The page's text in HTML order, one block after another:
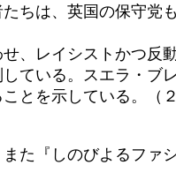
ちは、英国の保守党
レイシストかつ反
ている。スエラ・ブ
を示している。（
『しのびよるファ